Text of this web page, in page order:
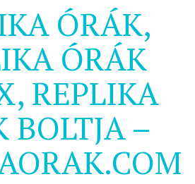
ÓRÁK,
ÓRÁK
REPLIKA
BOLTJA –